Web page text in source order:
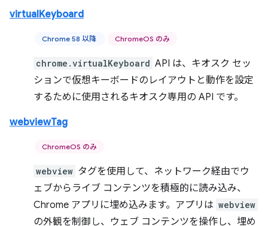
virtualKeyboard
Chrome 58 以降 ChromeOS のみ
chrome.virtualKeyboard API は、キオスク セッ
ションで仮想キーボードのレイアウトと動作を設定
するために使用されるキオスク専用の API です。
webviewTag
ChromeOS のみ
webview タグを使用して、ネットワーク経由でウ
ェブからライブ コンテンツを積極的に読み込み、
Chrome アプリに埋め込みます。アプリは webview
の外観を制御し、ウェブ コンテンツを操作し、埋め